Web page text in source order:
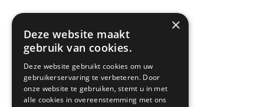
×
Deze website maakt
gebruik van cookies.
Deze website gebruikt cookies om uw
gebruikerservaring te verbeteren. Door
onze website te gebruiken, stemt u in met
alle cookies in overeenstemming met ons